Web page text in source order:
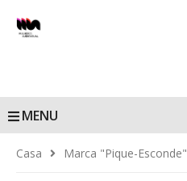
MENU
Casa Marca "Pique-Esconde"